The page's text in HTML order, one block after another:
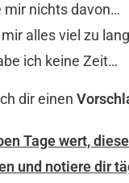
mir nichts davon…
alles viel zu
ich keine Zeit…
dir einen
Tage wert,
und notiere dir